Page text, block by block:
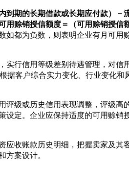
期的长期借款或长期应付款）－
用赊销授信额度＝（可用赊销授
如都为负数，则表明企业有月可
行信用等级差别待遇管理，对信
据客户综合实力变化、行业变化
级或历史信用表现调整，评级
定。企业应保持适度的可用赊
收账款历史明细，把握卖家及其
案设计。